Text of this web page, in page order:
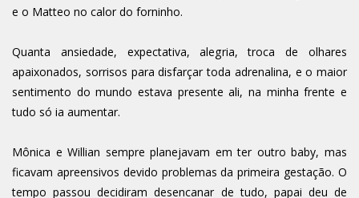
e o Matteo no calor do forninho.
Quanta ansiedade, expectativa, alegria, troca de olhares
apaixonados, sorrisos para disfarçar toda adrenalina, e o maior
sentimento do mundo estava presente ali, na minha frente e
tudo só ia aumentar.
Mônica e Willian sempre planejavam em ter outro baby, mas
ficavam apreensivos devido problemas da primeira gestação. O
tempo passou decidiram desencanar de tudo, papai deu de